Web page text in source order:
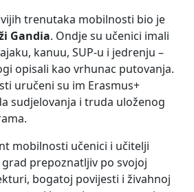
trenutaka mobilnosti bio je
Gandia. Ondje su učenici imali
kanuu, SUP-u i jedrenju –
opisali kao vrhunac putovanja.
uručeni su im Erasmus+
sudjelovanja i truda uloženog
mobilnosti učenici i učitelji
grad prepoznatljiv po svojoj
bogatoj povijesti i živahnoj